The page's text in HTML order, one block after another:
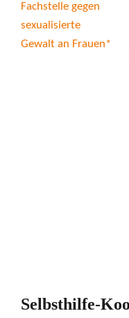
Selbsthilfe-